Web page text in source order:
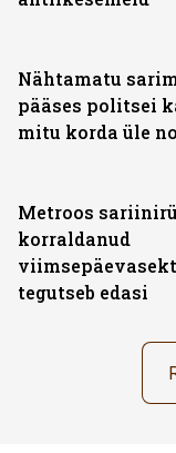
Nähtamatu
pääses politsei
mitu korda üle
Metroos
korraldanud
viimsepäevasekt
tegutseb edasi